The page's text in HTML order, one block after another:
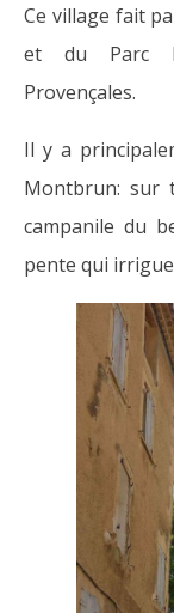
Ce village fait
et du Parc
Provençales.
Il y a
Montbrun: sur
campanile du
pente qui